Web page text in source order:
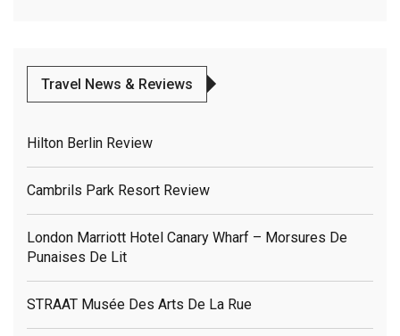
Travel News & Reviews
Hilton Berlin Review
Cambrils Park Resort Review
London Marriott Hotel Canary Wharf – Morsures De
Punaises De Lit
STRAAT Musée Des Arts De La Rue